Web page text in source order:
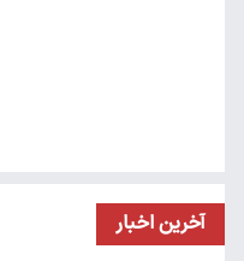
آخرین اخبار